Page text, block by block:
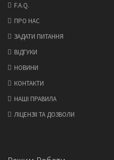
F.A.Q.
ПРО НАС
ЗАДАТИ ПИТАННЯ
ВІДГУКИ
НОВИНИ
КОНТАКТИ
НАШІ ПРАВИЛА
ЛІЦЕНЗІІ ТА ДОЗВОЛИ